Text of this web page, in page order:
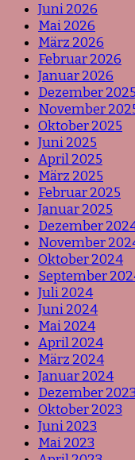
Juni 2026
Mai 2026
März 2026
Februar 2026
Januar 2026
Dezember 2025
November
Oktober 2025
Juni 2025
April 2025
März 2025
Februar 2025
Januar 2025
Dezember
November
Oktober 2024
September
Juli 2024
Juni 2024
Mai 2024
April 2024
März 2024
Januar 2024
Dezember 2023
Oktober 2023
Juni 2023
Mai 2023